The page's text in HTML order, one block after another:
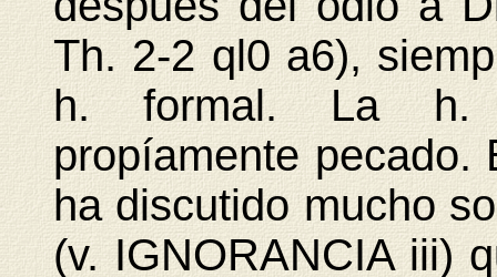
Th. 2-2 ql0 a6),
h. formal. La h.
propíamente pecado.
ha discutido mucho
(v. IGNORANCIA iii)